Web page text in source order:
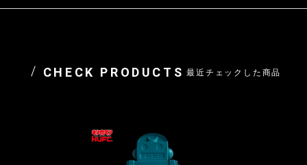
CHECK PRODUCTS 最近チェックした商品